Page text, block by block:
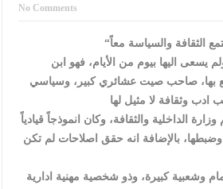
الصحف اليومية ويؤكد حرص مجلس النواب
شراكة فاعلة مع الإعلام
(الدفعة الثالثة) إلى مراجعة منصة خدمة
العلم
الملك يلتقي مجموعة من رفاق السلاح
No Comments
الثقافة والسياسة معاً
يسعى اليها بيوم من الأيام، فهو ابن
بها، صاحب صيت عشائري كبير، وسياسي
الداخلية والثقافة، وكان انموذجاً قيادياً
وضبطها، بالإضافة انه حقق اصلاحات لم تكن
وشعبية كبيرة، وذو شخصية مهنية ادارية